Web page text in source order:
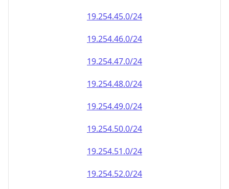
19.254.45.0/24
19.254.46.0/24
19.254.47.0/24
19.254.48.0/24
19.254.49.0/24
19.254.50.0/24
19.254.51.0/24
19.254.52.0/24